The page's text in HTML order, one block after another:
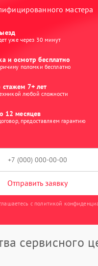
мастера
уже через 30 минут
и осмотр бесплатно
поломки бесплатно
стажем 7+ лет
любой сложности
12 месяцев
предоставляем гарантию
Отправить заявку
с политикой
сервисного